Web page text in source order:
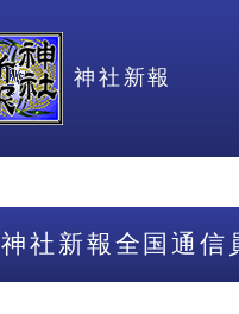
神社新報
神社新報全国通信